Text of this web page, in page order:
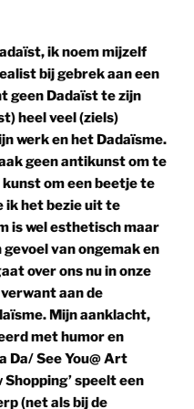
ik noem mijzelf
bij gebrek aan een
geen Dadaïst te zijn
heel veel (ziels)
werk en het Dadaïsme.
geen antikunst om te
om een beetje te
ik het bezie uit te
is wel esthetisch maar
van ongemak en
over ons nu in onze
aan de
Mijn aanklacht,
met humor en
Da/ See You@ Art
speelt een
(net als bij de